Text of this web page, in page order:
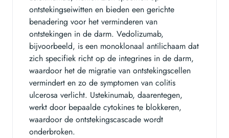
ontstekingseiwitten en bieden een gerichte
benadering voor het verminderen van
ontstekingen in de darm. Vedolizumab,
bijvoorbeeld, is een monoklonaal antilichaam dat
zich specifiek richt op de integrines in de darm,
waardoor het de migratie van ontstekingscellen
vermindert en zo de symptomen van colitis
ulcerosa verlicht. Ustekinumab, daarentegen,
werkt door bepaalde cytokines te blokkeren,
waardoor de ontstekingscascade wordt
onderbroken.